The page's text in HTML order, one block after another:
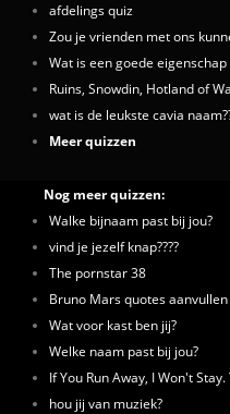
afdelings quiz
Zou je vrienden met ons
Wat is een goede eigenschap
Ruins, Snowdin, Hotland of
wat is de leukste cavia
Meer quizzen
Nog meer quizzen:
Walke bijnaam past bij jou?
vind je jezelf knap????
The pornstar 38
Bruno Mars quotes aanvullen
Wat voor kast ben jij?
Welke naam past bij jou?
If You Run Away, I Won't
hou jij van muziek?